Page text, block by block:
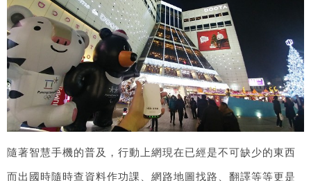
隨著智慧手機的普及，行動上網現在已經是不可缺少的東西
而出國時隨時查資料作功課、網路地圖找路、翻譯等等更是